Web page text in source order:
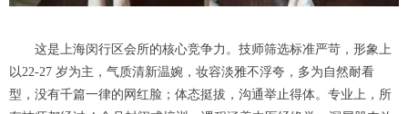
这是上海闵行区会所的核心竞争力。技师筛选标准严苛，形象上
以22-27 岁为主，气质清新温婉，妆容淡雅不浮夸，多为自然耐看
型，没有千篇一律的网红脸；体态挺拔，沟通举止得体。专业上，所